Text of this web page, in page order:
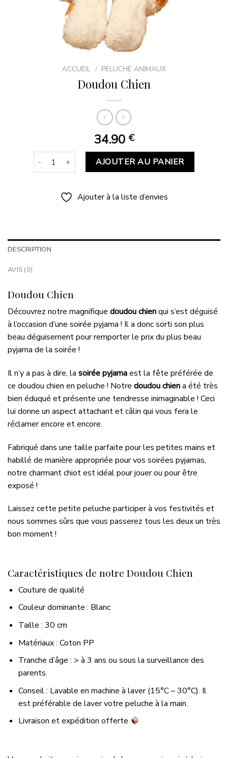
ACCUEIL / PELUCHE ANIMAUX
Doudou Chien
34.90 €
quantité de Doudou ChienAJOUTER AU PANIER
Ajouter à la liste d’envies
DESCRIPTION
AVIS (0)
Doudou Chien
Découvrez notre magnifique doudou chienqui s’est déguisé
à l’occasion d’une soirée pyjama ! Il a donc sorti son plus
beau déguisement pour remporter le prix du plus beau
pyjama de la soirée !
Il n’y a pas à dire, la soirée pyjamaest la fête préférée de
ce doudou chien en peluche ! Notre doudou chiena été très
bien éduqué et présente une tendresse inimaginable ! Ceci
lui donne un aspect attachant et câlin qui vous fera le
réclamer encore et encore.
Fabriqué dans une taille parfaite pour les petites mains et
habillé de manière appropriée pour vos soirées pyjamas,
notre charmant chiot est idéal pour jouer ou pour être
exposé !
Laissez cette petite peluche participer à vos festivités et
nous sommes sûrs que vous passerez tous les deux un très
bon moment !
Caractéristiques de notre Doudou Chien
Couture de qualité
Couleur dominante : Blanc
Taille : 30 cm
Matériaux : Coton PP
Tranche d’âge : > à 3 ans ou sous la surveillance des
parents.
Conseil : Lavable en machine à laver (15°C – 30°C). Il
est préférable de laver votre peluche à la main.
Livraison et expédition offerte